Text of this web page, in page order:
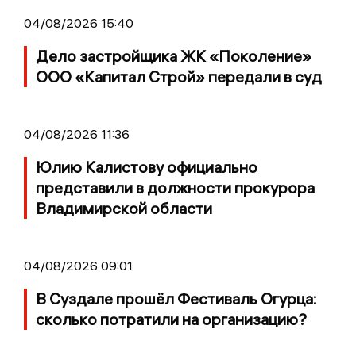
04/08/2026 15:40
Дело застройщика ЖК «Поколение»
ООО «Капитал Строй» передали в суд
04/08/2026 11:36
Юлию Калистову официально
представили в должности прокурора
Владимирской области
04/08/2026 09:01
В Суздале прошёл Фестиваль Огурца:
сколько потратили на организацию?